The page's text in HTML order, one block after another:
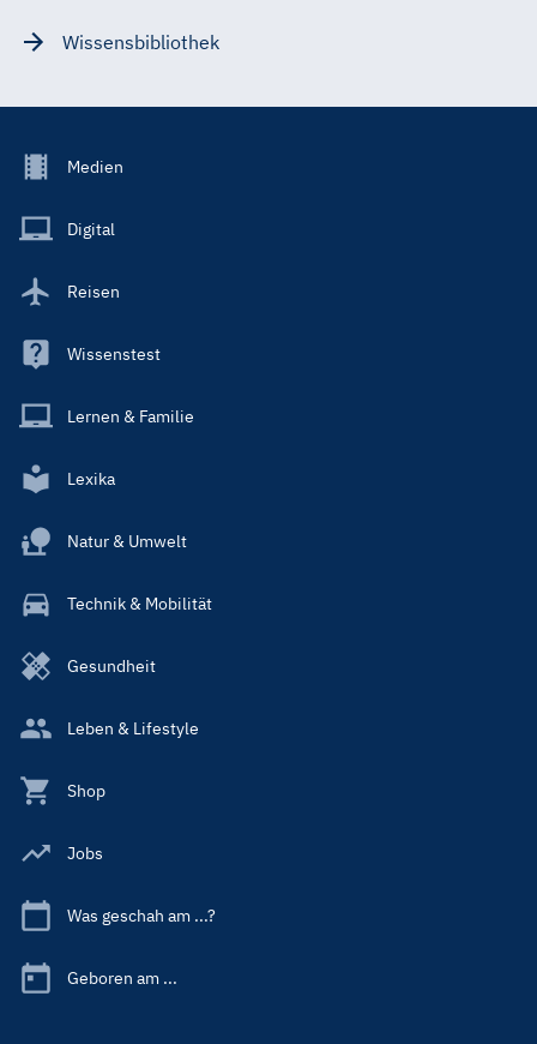
Wissensbibliothek
Footer
Main
Medien
Digital
Reisen
Wissenstest
Lernen & Familie
Lexika
Natur & Umwelt
Technik & Mobilität
Gesundheit
Leben & Lifestyle
Shop
Jobs
Was geschah am ...?
Geboren am ...